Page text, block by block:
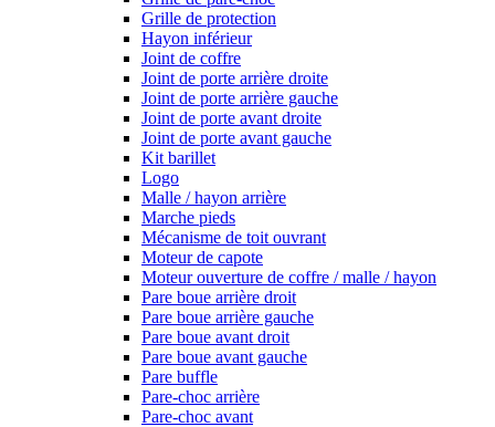
Grille de protection
Hayon inférieur
Joint de coffre
Joint de porte arrière droite
Joint de porte arrière gauche
Joint de porte avant droite
Joint de porte avant gauche
Kit barillet
Logo
Malle / hayon arrière
Marche pieds
Mécanisme de toit ouvrant
Moteur de capote
Moteur ouverture de coffre / malle / hayon
Pare boue arrière droit
Pare boue arrière gauche
Pare boue avant droit
Pare boue avant gauche
Pare buffle
Pare-choc arrière
Pare-choc avant